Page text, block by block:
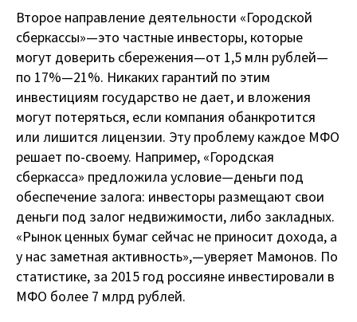
Второе направление деятельности «Городской
сберкассы» — это частные инвесторы, которые
могут доверить сбережения — от 1,5 млн рублей —
по 17% — 21%. Никаких гарантий по этим
инвестициям государство не дает, и вложения
могут потеряться, если компания обанкротится
или лишится лицензии. Эту проблему каждое МФО
решает по-своему. Например, «Городская
сберкасса» предложила условие — деньги под
обеспечение залога: инвесторы размещают свои
деньги под залог недвижимости, либо закладных.
«Рынок ценных бумаг сейчас не приносит дохода, а
у нас заметная активность», — уверяет Мамонов. По
статистике, за 2015 год россияне инвестировали в
МФО более 7 млрд рублей.